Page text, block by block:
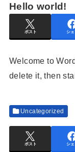
Hello world!
ポスト シェ
Welcome to
delete it, then
Uncategorized
ポスト シェ